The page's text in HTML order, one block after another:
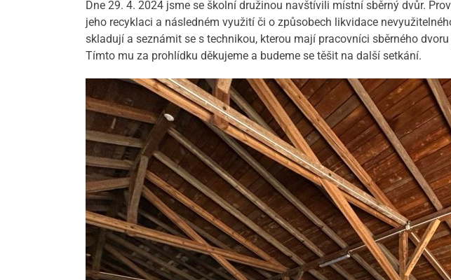
Dne 29. 4. 2024 jsme se školní družinou navštívili místní sběrný dvůr.
jeho recyklaci a následném využití či o způsobech likvidace
skladují a seznámit se s technikou, kterou mají pracovníci sběrného
Tímto mu za prohlídku děkujeme a budeme se těšit na další setkání.